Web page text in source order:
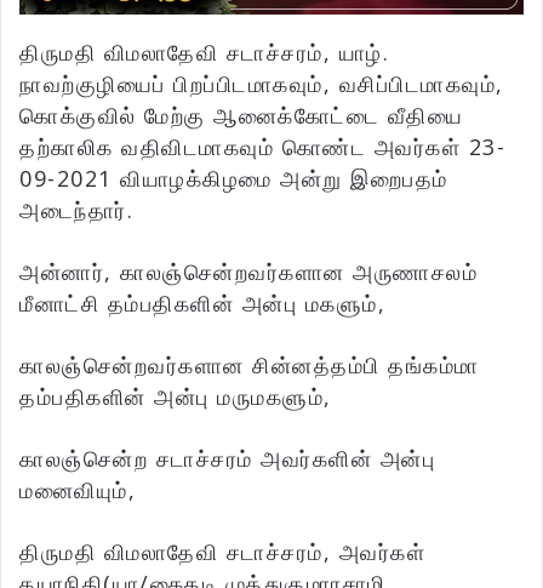
திருமதி விமலாதேவி சடாச்சரம், யாழ்.
நாவற்குழியைப் பிறப்பிடமாகவும், வசிப்பிடமாகவும்,
கொக்குவில் மேற்கு ஆனைக்கோட்டை வீதியை
தற்காலிக வதிவிடமாகவும் கொண்ட அவர்கள் 23-
09-2021 வியாழக்கிழமை அன்று இறைபதம்
அடைந்தார்.
அன்னார், காலஞ்சென்றவர்களான அருணாசலம்
மீனாட்சி தம்பதிகளின் அன்பு மகளும்,
காலஞ்சென்றவர்களான சின்னத்தம்பி தங்கம்மா
தம்பதிகளின் அன்பு மருமகளும்,
காலஞ்சென்ற சடாச்சரம் அவர்களின் அன்பு
மனைவியும்,
திருமதி விமலாதேவி சடாச்சரம், அவர்கள்